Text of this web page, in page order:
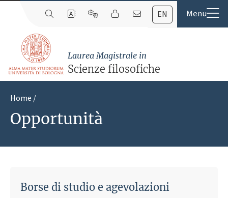
EN
Laurea Magistrale in
Scienze filosofiche
Home
Opportunità
Borse di studio e agevolazioni